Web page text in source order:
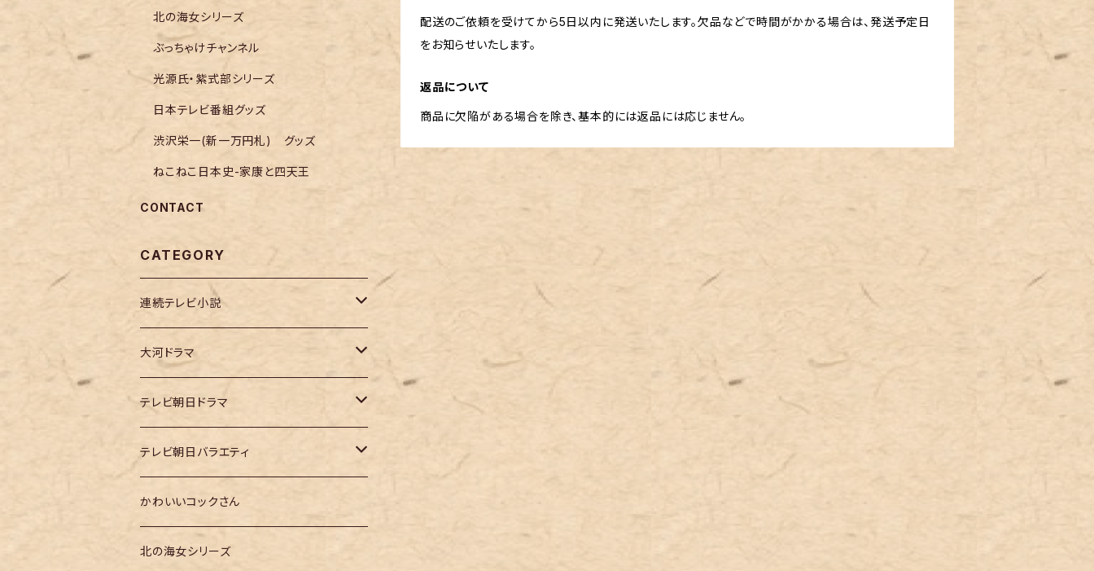
配送のご依頼を受けてから5日以内に発送いたします。欠品などで時間がかかる場合は、発送予定日
をお知らせいたします。
返品について
商品に欠陥がある場合を除き、基本的には返品には応じません。
北の海女シリーズ
ぶっちゃけチャンネル
光源氏・紫式部シリーズ
日本テレビ番組グッズ
渋沢栄一(新一万円札) グッズ
ねこねこ日本史-家康と四天王
CONTACT
CATEGORY
連続テレビ小説
虎に翼
大河ドラマ
大河ドラマ「鎌倉殿の13人」
大河ドラマ「どうする家康」
大河ドラマ「光る君へ」
大河ドラマ「べらぼう」
テレビ朝日ドラマ
テレ朝「ドクターX」
テレビ朝日バラエティ
テレ朝「MUSIC STATION」
テレ朝「GOちゃん＆Mymelody」
かわいいコックさん
北の海女シリーズ